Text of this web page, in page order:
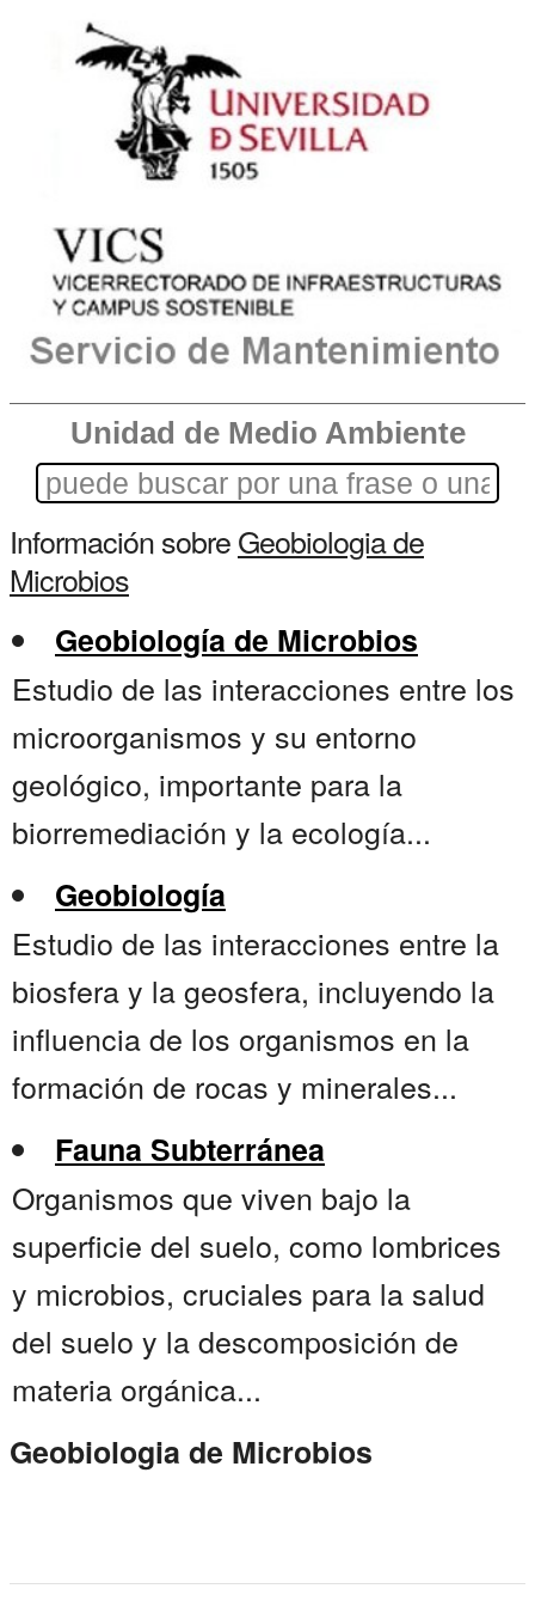
Unidad de Medio Ambiente
Información sobreGeobiologia de
Microbios
Geobiología de Microbios
Estudio de las interacciones entre los
microorganismos y su entorno
geológico, importante para la
biorremediación y la ecología...
Geobiología
Estudio de las interacciones entre la
biosfera y la geosfera, incluyendo la
influencia de los organismos en la
formación de rocas y minerales...
Fauna Subterránea
Organismos que viven bajo la
superficie del suelo, como lombrices
y microbios, cruciales para la salud
del suelo y la descomposición de
materia orgánica...
Geobiologia de Microbios